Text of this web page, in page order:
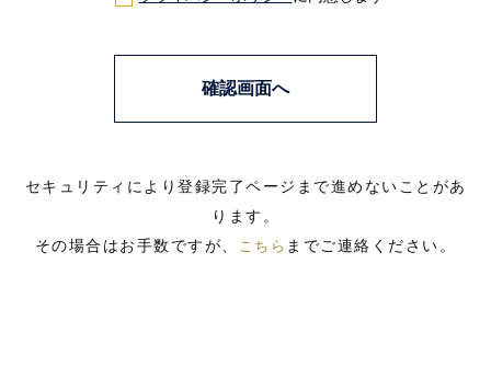
セキュリティにより登録完了ページまで進めないことがあ
ります。
その場合はお手数ですが、
こちら までご連絡ください。